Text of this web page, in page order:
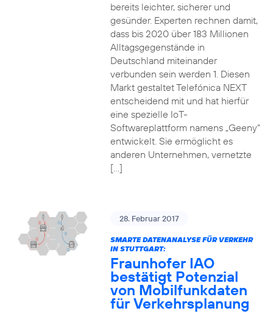
bereits leichter, sicherer und
gesünder. Experten rechnen damit,
dass bis 2020 über 183 Millionen
Alltagsgegenstände in
Deutschland miteinander
verbunden sein werden 1. Diesen
Markt gestaltet Telefónica NEXT
entscheidend mit und hat hierfür
eine spezielle IoT-
Softwareplattform namens „Geeny“
entwickelt. Sie ermöglicht es
anderen Unternehmen, vernetzte
[…]
28. Februar 2017
SMARTE DATENANALYSE FÜR VERKEHR
IN STUTTGART:
Fraunhofer IAO
bestätigt Potenzial
von Mobilfunkdaten
für Verkehrsplanung